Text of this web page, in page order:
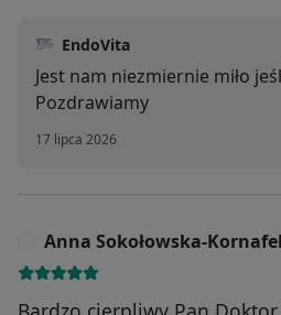
EndoVita
Jest nam niezmiernie miło
Pozdrawiamy
17 lipca 2026
Anna Sokołowska-Kornafel